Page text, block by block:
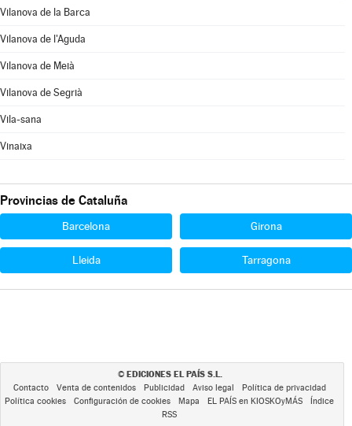
Vilanova de la Barca
Vilanova de l'Aguda
Vilanova de Meià
Vilanova de Segrià
Vila-sana
Vinaixa
Provincias de Cataluña
Barcelona Girona
Lleida Tarragona
© EDICIONES EL PAÍS S.L.
Contacto Venta de contenidos Publicidad Aviso legal
Política de privacidad
Política cookies
Configuración de cookies Mapa EL PAÍS en KIOSKOyMÁS
Índice
RSS